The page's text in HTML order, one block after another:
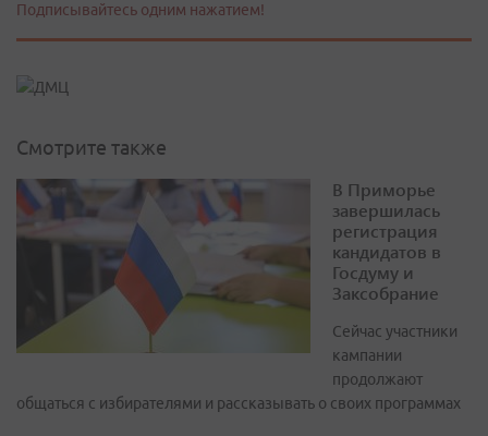
Подписывайтесь одним нажатием!
Смотрите также
В Приморье
завершилась
регистрация
кандидатов в
Госдуму и
Заксобрание
Сейчас участники
кампании
продолжают
общаться с избирателями и рассказывать о своих программах